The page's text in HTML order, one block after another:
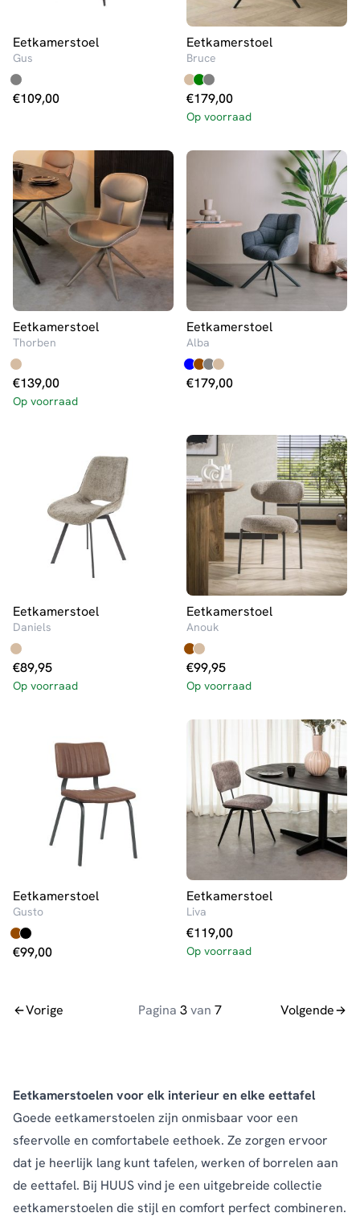
Eetkamerstoel
Gus
€109,00
Eetkamerstoel
Bruce
€179,00
Op voorraad
Eetkamerstoel
Thorben
€139,00
Op voorraad
Eetkamerstoel
Alba
€179,00
Eetkamerstoel
Daniels
€89,95
Op voorraad
Eetkamerstoel
Anouk
€99,95
Op voorraad
Eetkamerstoel
Gusto
€99,00
Eetkamerstoel
Liva
€119,00
Op voorraad
Vorige Pagina 3van 7 Volgende
Eetkamerstoelen voor elk interieur en elke eettafel
Goede eetkamerstoelen zijn onmisbaar voor een
sfeervolle en comfortabele eethoek. Ze zorgen ervoor
dat je heerlijk lang kunt tafelen, werken of borrelen aan
de eettafel. Bij HUUS vind je een uitgebreide collectie
eetkamerstoelen die stijl en comfort perfect combineren.